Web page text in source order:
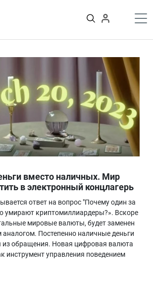
Войти
и секты
Украины
вместо наличных. Мир
в электронный концлагерь
ответ на вопрос "Почему один за
умирают криптомиллиардеры?». Вскоре
мировые валюты, будет заменен
Постепенно наличные деньги
из обращения. Новая цифровая валюта
инструмент управления поведением